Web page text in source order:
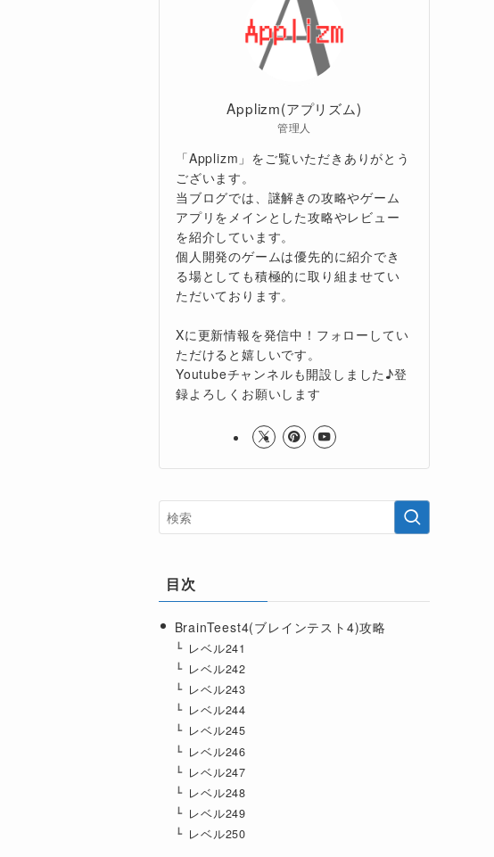
Applizm(アプリズム)
管理人
「Applizm」をご覧いただきありがとう
ございます。
当ブログでは、謎解きの攻略やゲーム
アプリをメインとした攻略やレビュー
を紹介しています。
個人開発のゲームは優先的に紹介でき
る場としても積極的に取り組ませてい
ただいております。
Xに更新情報を発信中！フォローしてい
ただけると嬉しいです。
Youtubeチャンネルも開設しました♪登
録よろしくお願いします
目次
BrainTeest4(ブレインテスト4)攻略
レベル241
レベル242
レベル243
レベル244
レベル245
レベル246
レベル247
レベル248
レベル249
レベル250